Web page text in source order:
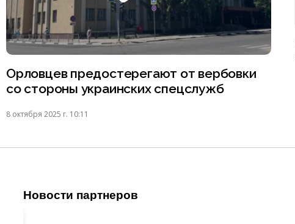
Орловцев предостерегают от вербовки
со стороны украинских спецслужб
8 октября 2025 г. 10:11
Новости партнеров